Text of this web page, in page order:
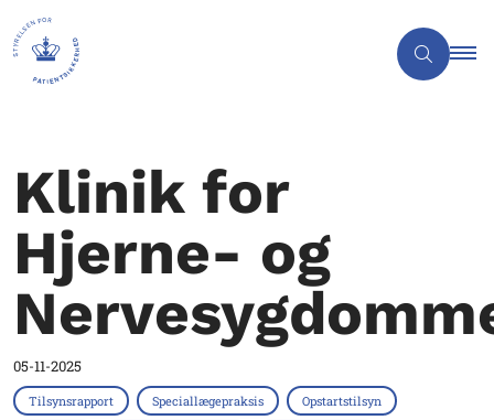
Klinik for
Hjerne- og
05-11-2025
Tilsynsrapport Speciallægepraksis Opstartstilsyn